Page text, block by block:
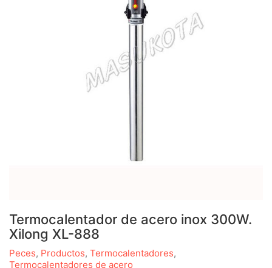
Termocalentador de acero inox 300W.
Xilong XL-888
Peces, Productos, Termocalentadores,
Termocalentadores de acero